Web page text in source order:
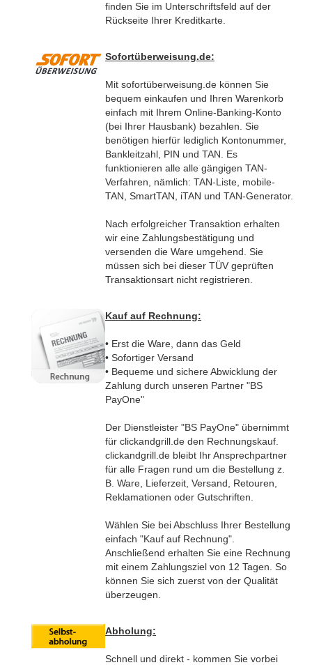
finden Sie im Unterschriftsfeld auf der
Rückseite Ihrer Kreditkarte.
Sofortüberweisung.de:
Mit sofortüberweisung.de können Sie
bequem einkaufen und Ihren Warenkorb
einfach mit Ihrem Online-Banking-Konto
(bei Ihrer Hausbank) bezahlen. Sie
benötigen hierfür lediglich Kontonummer,
Bankleitzahl, PIN und TAN. Es
funktionieren alle alle gängigen TAN-
Verfahren, nämlich: TAN-Liste, mobile-
TAN, SmartTAN, iTAN und TAN-Generator.
Nach erfolgreicher Transaktion erhalten
wir eine Zahlungsbestätigung und
versenden die Ware umgehend. Sie
müssen sich bei dieser TÜV geprüften
Transaktionsart nicht registrieren
Kauf auf Rechnung:
• Erst die Ware, dann das Geld
• Sofortiger Versand
• Bequeme und sichere Abwicklung der
Zahlung durch unseren Partner "BS
PayOne"
Der Dienstleister "BS PayOne" übernimmt
für clickandgrill.de den Rechnungskauf.
clickandgrill.de bleibt Ihr Ansprechpartner
für alle Fragen rund um die Bestellung z.
B. Ware, Lieferzeit, Versand, Retouren,
Reklamationen oder Gutschriften.
Wählen Sie bei Abschluss Ihrer Bestellung
einfach "Kauf auf Rechnung".
Anschließend erhalten Sie eine Rechnung
mit einem Zahlungsziel von 12 Tagen. So
können Sie sich zuerst von der Qualität
überzeugen.
Abholung:
Schnell und direkt - kommen Sie vorbei